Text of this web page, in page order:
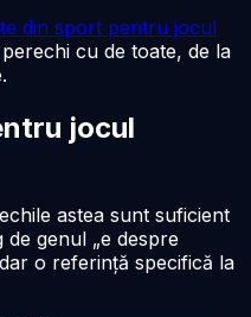
din sport pentru jocul
cu de toate, de la
jocul
astea sunt suficient
genul „e despre
o referință specifică la